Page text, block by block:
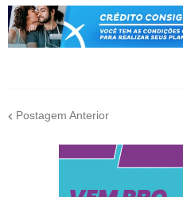
Postagem Anterior